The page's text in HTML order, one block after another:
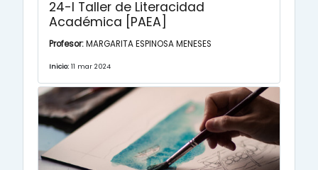
24-I Taller de Literacidad
Académica [PAEA]
Profesor:MARGARITA ESPINOSA MENESES
Inicio: 11 mar 2024